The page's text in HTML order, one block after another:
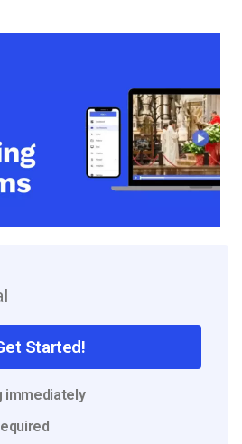
Started!
immediately